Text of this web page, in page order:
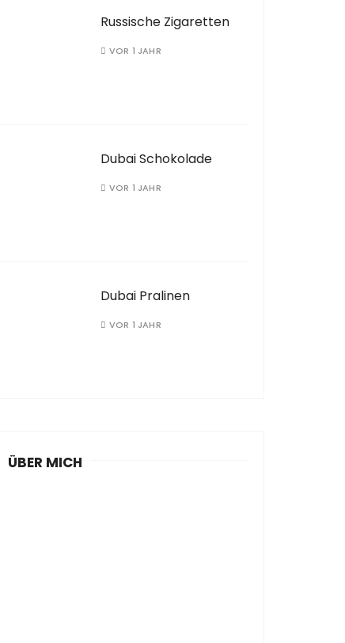
Russische Zigaretten
VOR 1 JAHR
Dubai Schokolade
VOR 1 JAHR
Dubai Pralinen
VOR 1 JAHR
ÜBER MICH